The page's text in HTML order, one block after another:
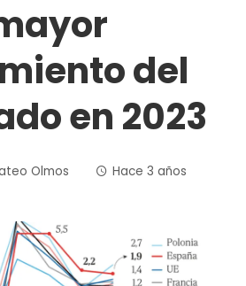
del
en 2023
Olmos Hace 3 años